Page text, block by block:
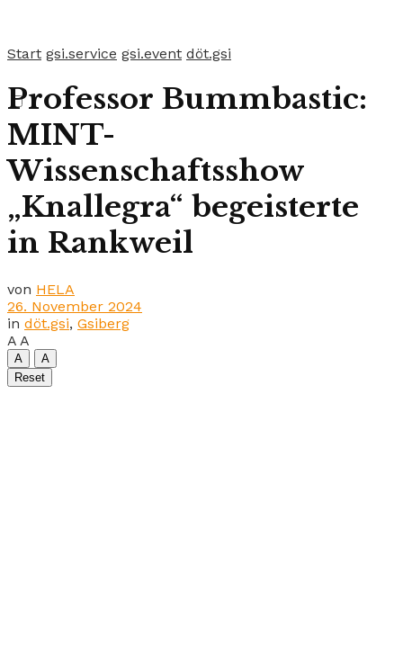
Start gsi.service gsi.event döt.gsi
Professor Bummbastic:
MINT-
Wissenschaftsshow
„Knallegra“ begeisterte
in Rankweil
von HELA
26. November 2024
in döt.gsi, Gsiberg
A A
A
A
Reset